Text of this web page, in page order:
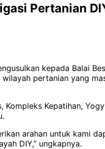
Pertanian
kepada Balai
pertanian yang
Kompleks Kepatihan,
arahan untuk kami
DIY,” ungkapnya.